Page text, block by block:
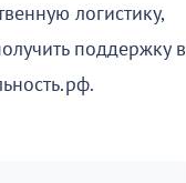
логистику,
поддержку в